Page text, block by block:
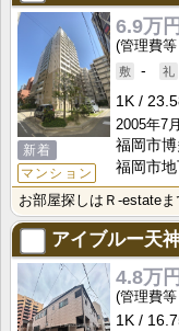
新着
マンション
6.9万円
-
1K
2005年7月
福岡市
福岡市
お部屋探しはＲ-estate
アイブルー天
4.8万円
1K